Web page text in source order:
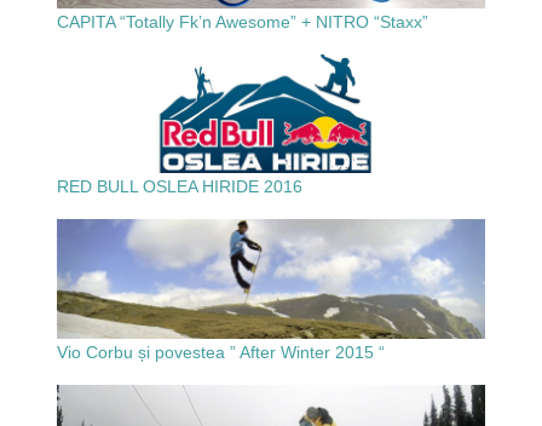
CAPITA “Totally Fk’n Awesome” + NITRO “Staxx”
RED BULL OSLEA HIRIDE 2016
Vio Corbu și povestea ” After Winter 2015 “